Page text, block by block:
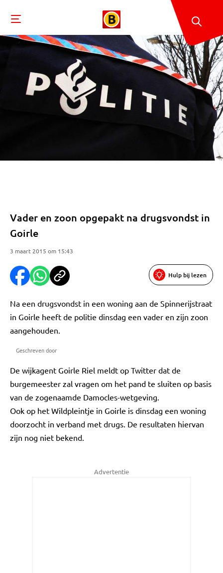
Vader en zoon opgepakt na drugsvondst in
Goirle
3 maart 2015 om 15:43
Hulp bij lezen
Na een drugsvondst in een woning aan de Spinnerijstraat
in Goirle heeft de politie dinsdag een vader en zijn zoon
aangehouden.
Geschreven door
De wijkagent Goirle Riel meldt op Twitter dat de
burgemeester zal vragen om het pand te sluiten op basis
van de zogenaamde Damocles-wetgeving.
Ook op het Wildpleintje in Goirle is dinsdag een woning
doorzocht in verband met drugs. De resultaten hiervan
zijn nog niet bekend.
Advertentie